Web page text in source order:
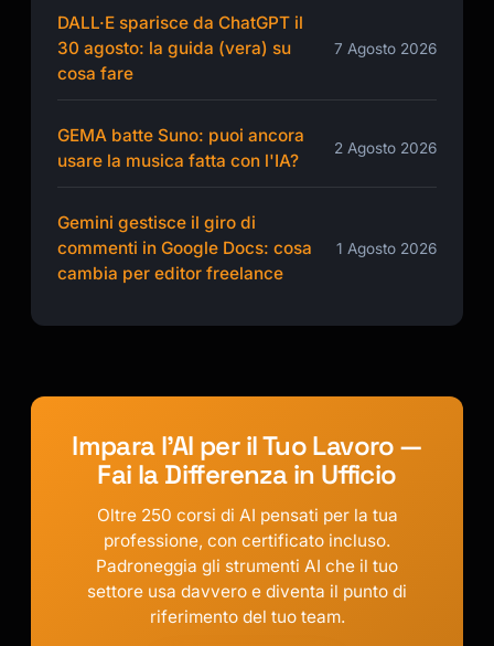
DALL·E sparisce da ChatGPT il
30 agosto: la guida (vera) su
cosa fare
7 Agosto 2026
GEMA batte Suno: puoi ancora
usare la musica fatta con l'IA?
2 Agosto 2026
Gemini gestisce il giro di
commenti in Google Docs: cosa
cambia per editor freelance
1 Agosto 2026
Impara l'AI per il Tuo Lavoro —
Fai la Differenza in Ufficio
Oltre 250 corsi di AI pensati per la tua
professione, con certificato incluso.
Padroneggia gli strumenti AI che il tuo
settore usa davvero e diventa il punto di
riferimento del tuo team.